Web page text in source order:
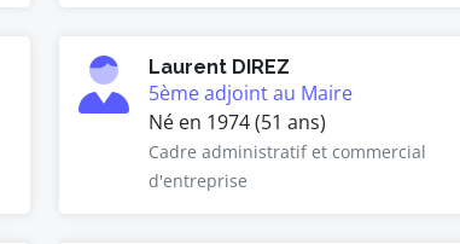
Laurent DIREZ
5ème adjoint au Maire
Né en 1974 (51 ans)
Cadre administratif et commercial
d'entreprise